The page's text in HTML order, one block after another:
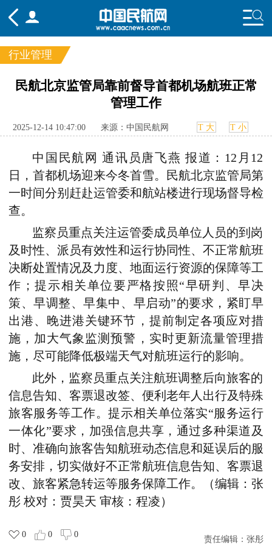
频道
国内
航图 智库 专题 舆情
行业管理
民航北京监管局靠前督导首都机场航班正常
管理工作
2025-12-14 10:47:00 来源：中国民航网 T 大 T 小
中国民航网 通讯员唐飞燕 报道：12月12
日，首都机场迎来今冬首雪。民航北京监管局第
一时间分别赶赴运管委和航站楼进行现场督导检
查。
监察员重点关注运管委成员单位人员的到岗
及时性、派员有效性和运行协同性、不正常航班
决断处置情况及力度、地面运行资源的保障等工
作；提示相关单位要严格按照“早研判、早决
策、早调整、早集中、早启动”的要求，紧盯早
出港、晚进港关键环节，提前制定各项应对措
施，加大气象监测预警，实时更新流量管理措
施，尽可能降低极端天气对航班运行的影响。
此外，监察员重点关注航班调整后向旅客的
信息告知、客票退改签、便利老年人出行及特殊
旅客服务等工作。提示相关单位落实“服务运行
一体化”要求，加强信息共享，通过多种渠道及
时、准确向旅客告知航班动态信息和延误后的服
务安排，切实做好不正常航班信息告知、客票退
改、旅客紧急转运等服务保障工作。（编辑：张
彤 校对：贾昊天 审核：程凌）
0 0 0
责任编辑： 张彤